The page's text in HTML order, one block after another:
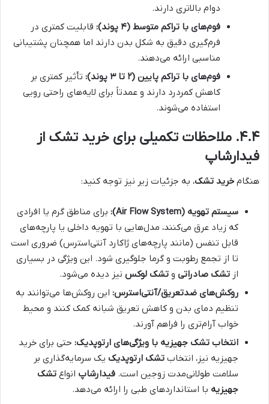
دوام بالاتری دارند.
فوم‌های با تراکم متوسط (۴ پوند):
قابلیت کمتری در
فرم‌گیری دقیق به شکل بدن دارند اما همچنان پشتیبانی
مناسبی ارائه می‌دهند.
فوم‌های با تراکم پایین (۲ تا ۳ پوند):
تأثیر کمتری بر
کاهش کمردرد دارند و عمدتاً برای لایه‌های راحتی رویی
استفاده می‌شوند.
۴.۴. ملاحظات تکمیلی برای خرید تشک از
فیدارشاپ
هنگام خرید تشک، به جزئیات زیر نیز توجه کنید:
سیستم تهویه (Air Flow System):
برای مناطق گرم یا افرادی
که زیاد عرق می‌کنند، مدل‌هایی با تهویه داخلی یا پارچه‌های
قابل تنفس (مانند پارچه‌های ژاکارد آنتی‌استرس) ضروری است
تا از تجمع رطوبت و گرما جلوگیری شود. این ویژگی در بسیاری
از تشک صادراتی و تشک لوکس نیز دیده می‌شود.
روکش‌های ضدتعریق/آنتی‌استرس: این روکش‌ها می‌توانند به
تنظیم دمای بدن و کاهش تعریق شبانه کمک کنند و محیط
خواب آرام‌تری را فراهم آورند.
انتخاب تشک جهیزیه با ویژگی‌های ارتوپدیک: حتی برای خرید
جهیزیه نیز، انتخاب تشک ارتوپدیک یک سرمایه‌گذاری بر
سلامت طولانی‌مدت زوجین است. فیدارشاپ انواع تشک
جهیزیه با استانداردهای طبی را ارائه می‌دهد.